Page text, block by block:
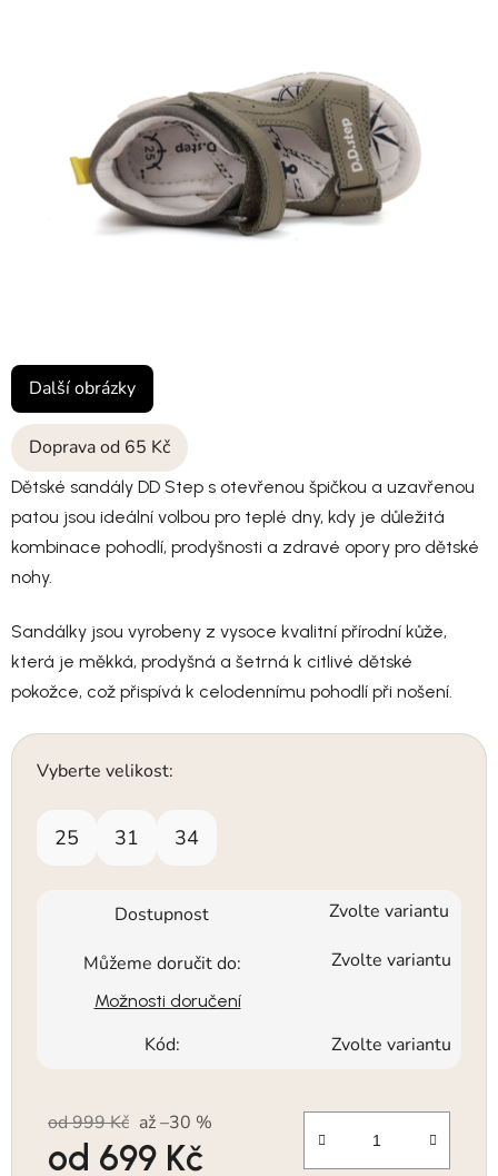
Doprava od 65 Kč
Dětské sandály DD Step s otevřenou špičkou a uzavřenou
patou jsou ideální volbou pro teplé dny, kdy je důležitá
kombinace pohodlí, prodyšnosti a zdravé opory pro dětské
nohy.
Sandálky jsou vyrobeny z vysoce kvalitní přírodní kůže,
která je měkká, prodyšná a šetrná k citlivé dětské
pokožce, což přispívá k celodennímu pohodlí při nošení.
Vyberte velikost:
25 31 34
Dostupnost Zvolte variantu
Můžeme doručit do: Zvolte variantu
Možnosti doručení
Kód: Zvolte variantu
od 999 Kč až –30 %
od 699 Kč
Další obrázky